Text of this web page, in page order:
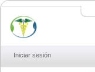
Iniciar sesión